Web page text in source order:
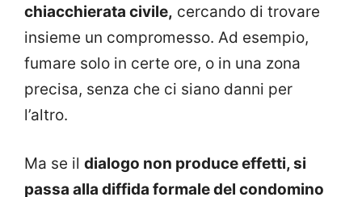
chiacchierata civile, cercando di trovare
insieme un compromesso. Ad esempio,
fumare solo in certe ore, o in una zona
precisa, senza che ci siano danni per
l’altro.
Ma se il dialogo non produce effetti, si
passa alla diffida formale del condomino